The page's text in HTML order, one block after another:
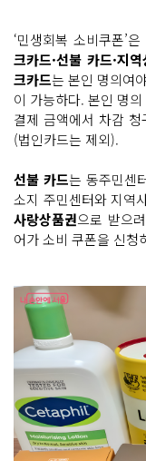
‘민생회복 소비쿠폰’
크카드·선불 카드·지
크카드는 본인 명의여
이 가능하다. 본인 명
결제 금액에서 차감
(법인카드는 제외).
선불 카드는 동주민센
소지 주민센터와 지역
사랑상품권으로 받으
어가 소비 쿠폰을 신청